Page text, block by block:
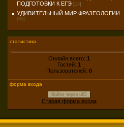
ПОДГОТОВКИ К ЕГЭ [14]
УДИВИТЕЛЬНЫЙ МИР ФРАЗЕОЛОГИИ
[35]
статистика
Онлайн всего: 1
Гостей: 1
Пользователей: 0
форма входа
Войти через uID
Старая форма входа